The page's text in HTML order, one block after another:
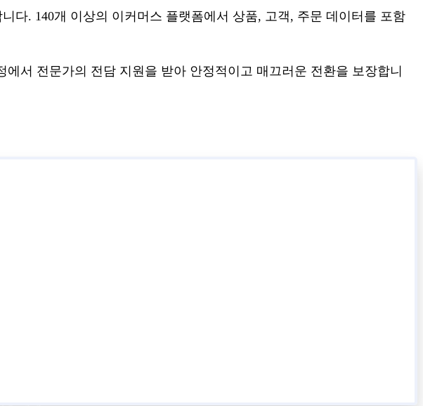
다. 140개 이상의 이커머스 플랫폼에서 상품, 고객, 주문 데이터를 포함
서 전문가의 전담 지원을 받아 안정적이고 매끄러운 전환을 보장합니